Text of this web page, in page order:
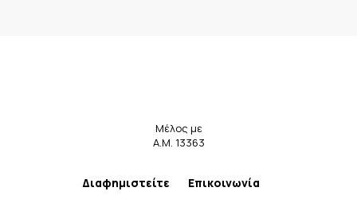
Μέλος με
Α.Μ. 13363
Διαφημιστείτε Επικοινωνία